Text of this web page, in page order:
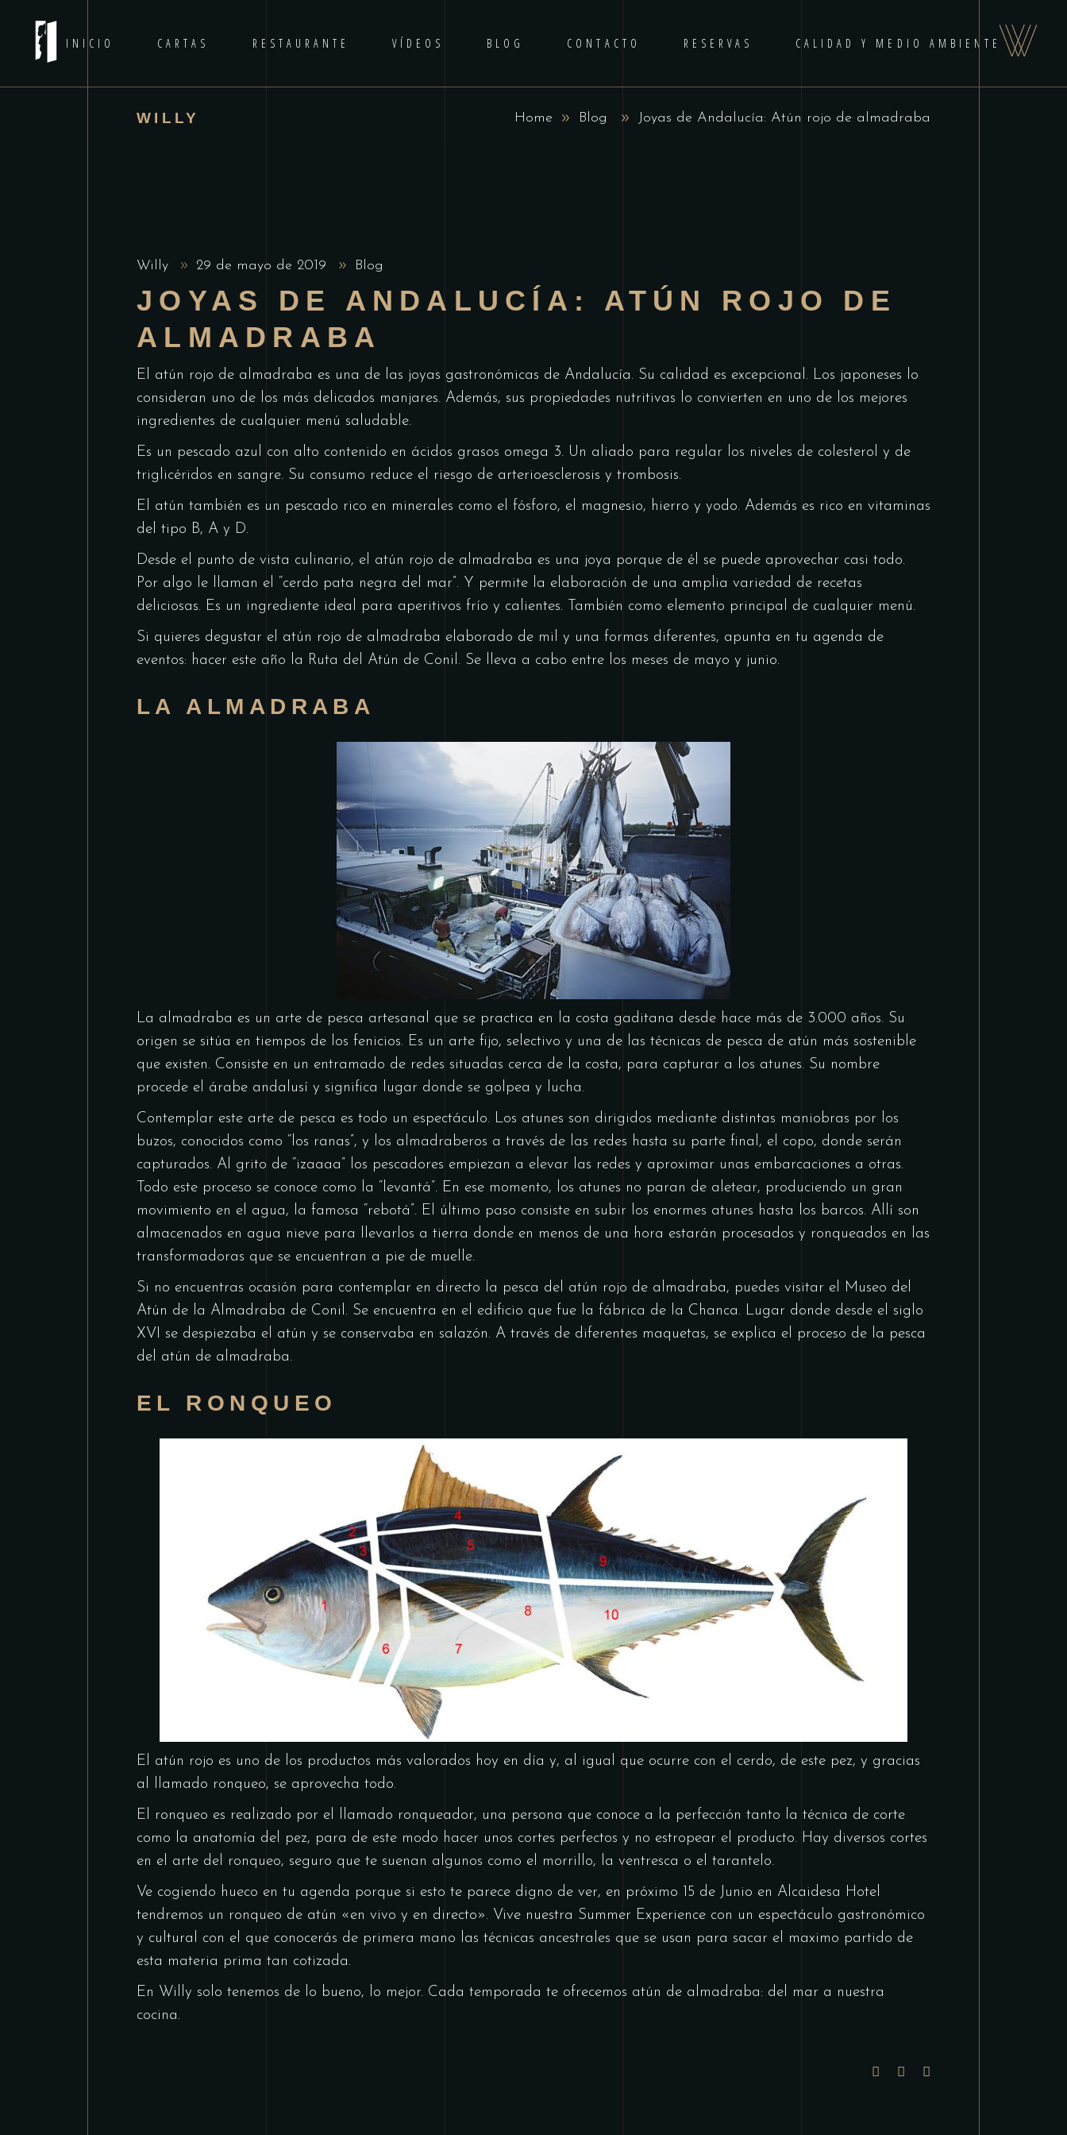
INICIO CARTAS RESTAURANTE VÍDEOS BLOG CONTACTO RESERVAS CALIDAD Y MEDIO AMBIENTE
WILLY Home Blog Joyas de Andalucía: Atún rojo de almadraba
Willy 29 de mayo de 2019 Blog
JOYAS DE ANDALUCÍA: ATÚN ROJO DE
ALMADRABA
El atún rojo de almadraba es una de las joyas gastronómicas de Andalucía. Su calidad es excepcional. Los japoneses lo
consideran uno de los más delicados manjares. Además, sus propiedades nutritivas lo convierten en uno de los mejores
ingredientes de cualquier menú saludable.
Es un pescado azul con alto contenido en ácidos grasos omega 3. Un aliado para regular los niveles de colesterol y de
triglicéridos en sangre. Su consumo reduce el riesgo de arterioesclerosis y trombosis.
El atún también es un pescado rico en minerales como el fósforo, el magnesio, hierro y yodo. Además es rico en vitaminas
del tipo B, A y D.
Desde el punto de vista culinario, el atún rojo de almadraba es una joya porque de él se puede aprovechar casi todo.
Por algo le llaman el “cerdo pata negra del mar”. Y permite la elaboración de una amplia variedad de recetas
deliciosas. Es un ingrediente ideal para aperitivos frío y calientes. También como elemento principal de cualquier menú.
Si quieres degustar el atún rojo de almadraba elaborado de mil y una formas diferentes, apunta en tu agenda de
eventos: hacer este año la Ruta del Atún de Conil. Se lleva a cabo entre los meses de mayo y junio.
LA ALMADRABA
La almadraba es un arte de pesca artesanal que se practica en la costa gaditana desde hace más de 3.000 años. Su
origen se sitúa en tiempos de los fenicios. Es un arte fijo, selectivo y una de las técnicas de pesca de atún más sostenible
que existen. Consiste en un entramado de redes situadas cerca de la costa, para capturar a los atunes. Su nombre
procede el árabe andalusí y significa lugar donde se golpea y lucha.
Contemplar este arte de pesca es todo un espectáculo. Los atunes son dirigidos mediante distintas maniobras por los
buzos, conocidos como “los ranas”, y los almadraberos a través de las redes hasta su parte final, el copo, donde serán
capturados. Al grito de “izaaaa” los pescadores empiezan a elevar las redes y aproximar unas embarcaciones a otras.
Todo este proceso se conoce como la “levantá”. En ese momento, los atunes no paran de aletear, produciendo un gran
movimiento en el agua, la famosa “rebotá”. El último paso consiste en subir los enormes atunes hasta los barcos. Allí son
almacenados en agua nieve para llevarlos a tierra donde en menos de una hora estarán procesados y ronqueados en las
transformadoras que se encuentran a pie de muelle.
Si no encuentras ocasión para contemplar en directo la pesca del atún rojo de almadraba, puedes visitar el Museo del
Atún de la Almadraba de Conil. Se encuentra en el edificio que fue la fábrica de la Chanca. Lugar donde desde el siglo
XVI se despiezaba el atún y se conservaba en salazón. A través de diferentes maquetas, se explica el proceso de la pesca
del atún de almadraba.
EL RONQUEO
El atún rojo es uno de los productos más valorados hoy en día y, al igual que ocurre con el cerdo, de este pez, y gracias
al llamado ronqueo, se aprovecha todo.
El ronqueo es realizado por el llamado ronqueador, una persona que conoce a la perfección tanto la técnica de corte
como la anatomía del pez, para de este modo hacer unos cortes perfectos y no estropear el producto. Hay diversos cortes
en el arte del ronqueo, seguro que te suenan algunos como el morrillo, la ventresca o el tarantelo.
Ve cogiendo hueco en tu agenda porque si esto te parece digno de ver, en próximo 15 de Junio en Alcaidesa Hotel
tendremos un ronqueo de atún «en vivo y en directo». Vive nuestra Summer Experience con un espectáculo gastronómico
y cultural con el que conocerás de primera mano las técnicas ancestrales que se usan para sacar el maximo partido de
esta materia prima tan cotizada.
En Willy solo tenemos de lo bueno, lo mejor. Cada temporada te ofrecemos atún de almadraba: del mar a nuestra
cocina.